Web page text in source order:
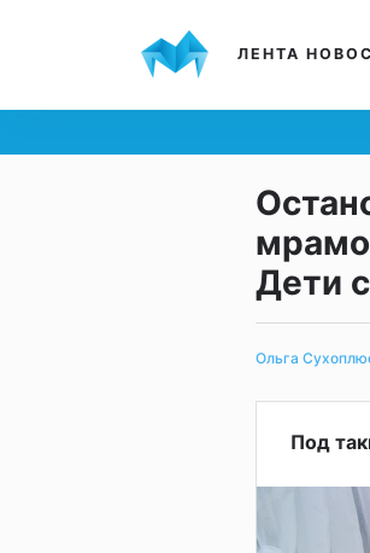
ЛЕНТА
Дети
Ольга
Под